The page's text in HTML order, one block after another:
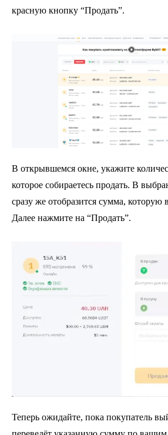
красную кнопку “Продать”.
В открывшемся окне, укажите
которое собираетесь продать. В
сразу же отобразится сумма, которую
Далее нажмите на “Продать”.
Теперь ожидайте, пока покупатель